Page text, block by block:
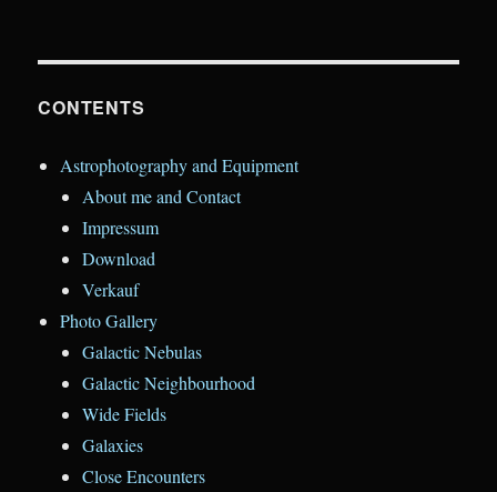
CONTENTS
Astrophotography and Equipment
About me and Contact
Impressum
Download
Verkauf
Photo Gallery
Galactic Nebulas
Galactic Neighbourhood
Wide Fields
Galaxies
Close Encounters